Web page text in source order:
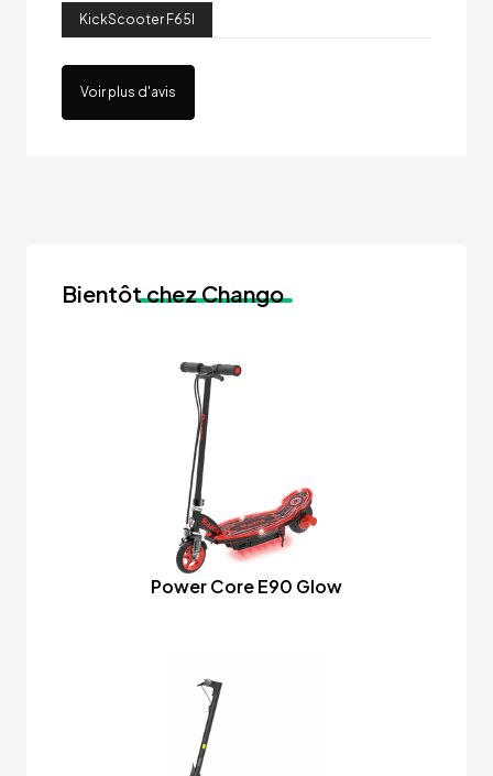
KickScooter F65I
Voir plus d'avis
Bientôtchez Chango
Power Core E90 Glow